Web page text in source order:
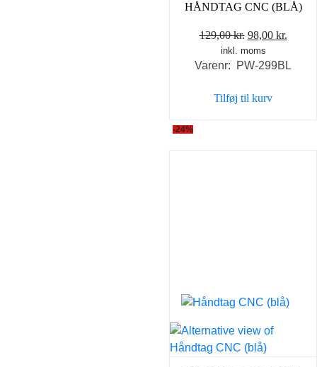
HÅNDTAG CNC (BLÅ)
129,00kr. Den
oprindelige
pris
129,00 kr..
98,00 kr.
pris
inkl. moms
Varenr: PW-299BL
Tilføj til kurv
-24%